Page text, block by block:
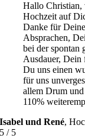
Hallo Christian,
Hochzeit auf
Danke für
Absprachen,
bei der spontan
Ausdauer, Dein
Du uns einen
für uns
allem Drum
110%
Isabel und René,
5 / 5